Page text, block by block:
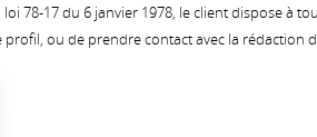
78-17 du 6 janvier 1978, le client dispose à
ou de prendre contact avec la rédaction